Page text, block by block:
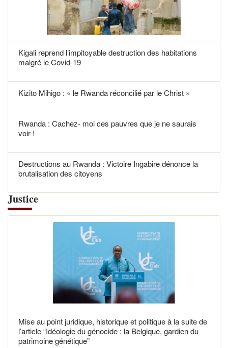
Kigali reprend l’impitoyable destruction des habitations
malgré le Covid-19
Kizito Mihigo : « le Rwanda réconcilié par le Christ »
Rwanda : Cachez- moi ces pauvres que je ne saurais
voir !
Destructions au Rwanda : Victoire Ingabire dénonce la
brutalisation des citoyens
Justice
Mise au point juridique, historique et politique à la suite de
l’article “Idéologie du génocide : la Belgique, gardien du
patrimoine génétique”